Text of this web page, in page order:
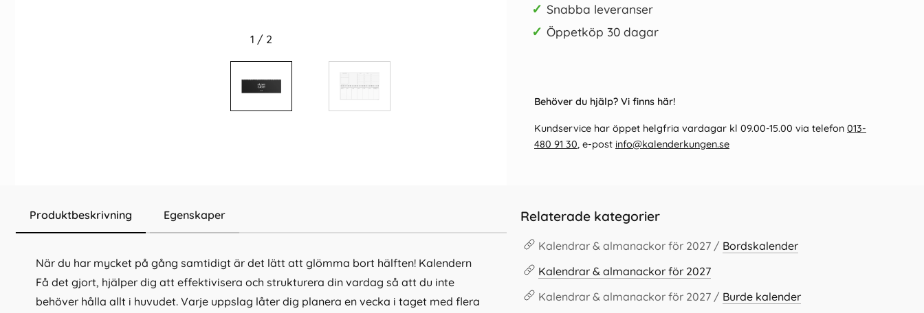
1 / 2
✓ Snabba leveranser
✓ Öppetköp 30 dagar
Behöver du hjälp? Vi finns här!
Kundservice har öppet helgfria vardagar kl 09.00-15.00 via telefon 013-
480 91 30, e-post info@kalenderkungen.se
Produktbeskrivning Egenskaper
När du har mycket på gång samtidigt är det lätt att glömma bort hälften! Kalendern
Få det gjort, hjälper dig att effektivisera och strukturera din vardag så att du inte
behöver hålla allt i huvudet. Varje uppslag låter dig planera en vecka i taget med flera
Relaterade kategorier
Kalendrar & almanackor för 2027 / Bordskalender
Kalendrar & almanackor för 2027
Kalendrar & almanackor för 2027 / Burde kalender